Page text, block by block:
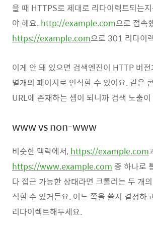
을 때 HTTPS로 제대로 리다이렉트되는
야 해요. http://example.com으로 접속
https://example.com으로 301 리다이
이게 안 돼 있으면 검색엔진이 HTTP 버
별개의 페이지로 인식할 수 있어요. 같은
URL에 존재하는 셈이 되니까 검색 노출
www vs non-www
비슷한 맥락에서, https://example.com
https://www.example.com 중 하나로
다 접근 가능한 상태라면 크롤러는 두 개
식할 수 있거든요. 어느 쪽을 쓸지 결정하
리다이렉트해두세요.